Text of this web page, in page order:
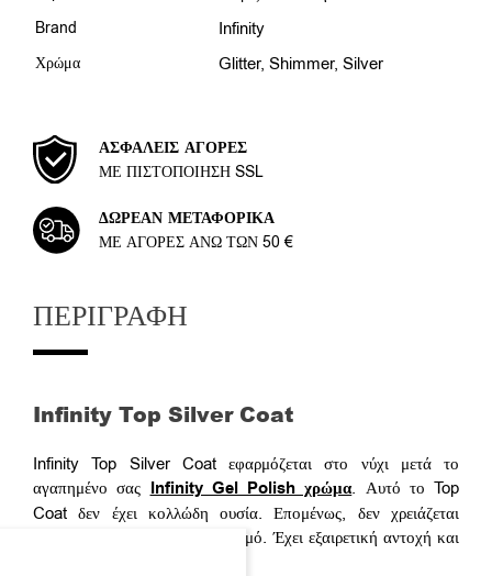
Brand Infinity
Χρώμα Glitter, Shimmer, Silver
ΑΣΦΑΛΕΊΣ ΑΓΟΡΈΣ
ΜΕ ΠΙΣΤΟΠΟΊΗΣΗ SSL
ΔΩΡΕΆΝ ΜΕΤΑΦΟΡΙΚΆ
ΜΕ ΑΓΟΡΈΣ ΆΝΩ ΤΩΝ 50 €
ΠΕΡΙΓΡΑΦΉ
Infinity Top Silver Coat
Infinity Top Silver Coat εφαρμόζεται στο νύχι μετά το
αγαπημένο σας Infinity Gel Polish χρώμα. Αυτό το Top
Coat δεν έχει κολλώδη ουσία. Επομένως, δεν χρειάζεται
καθάρισμα μετά τον πολυμερισμό. Έχει εξαιρετική αντοχή και